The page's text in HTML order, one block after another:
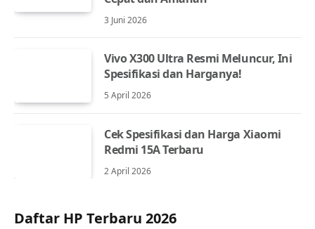
3 Juni 2026
Vivo X300 Ultra Resmi Meluncur, Ini
Spesifikasi dan Harganya!
5 April 2026
Cek Spesifikasi dan Harga Xiaomi
Redmi 15A Terbaru
2 April 2026
Daftar HP Terbaru 2026